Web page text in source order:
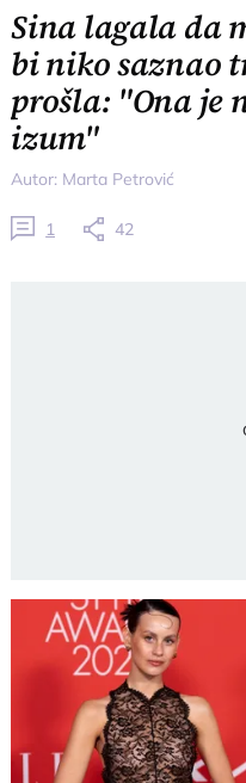
Sina lagala da
bi niko saznao
prošla: "Ona je
izum"
Autor: Marta Petrović
1 42